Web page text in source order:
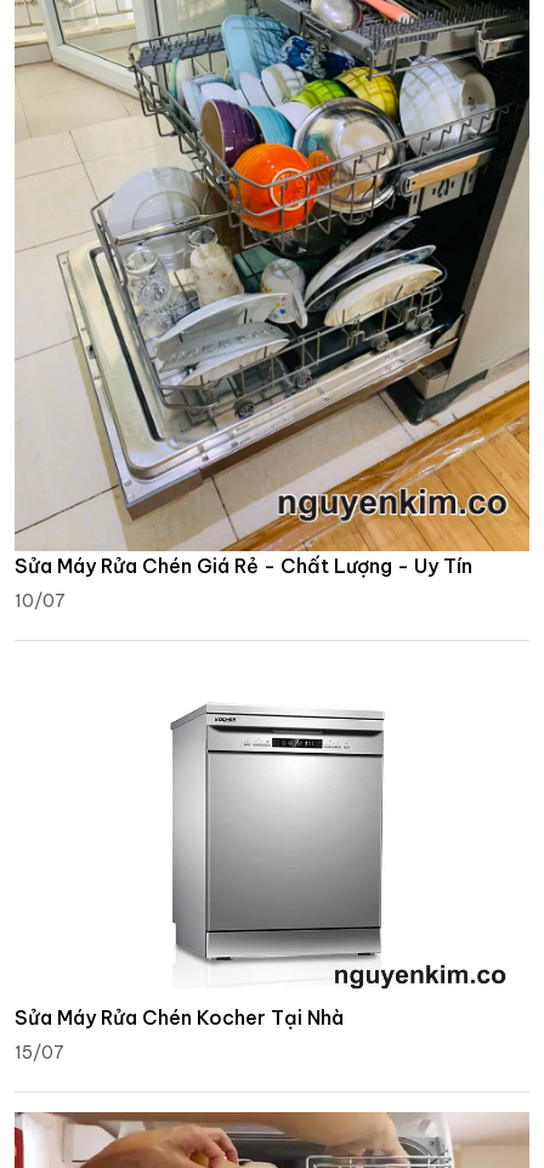
Sửa Máy Rửa Chén Giá Rẻ - Chất Lượng - Uy Tín
10/07
Sửa Máy Rửa Chén Kocher Tại Nhà
15/07